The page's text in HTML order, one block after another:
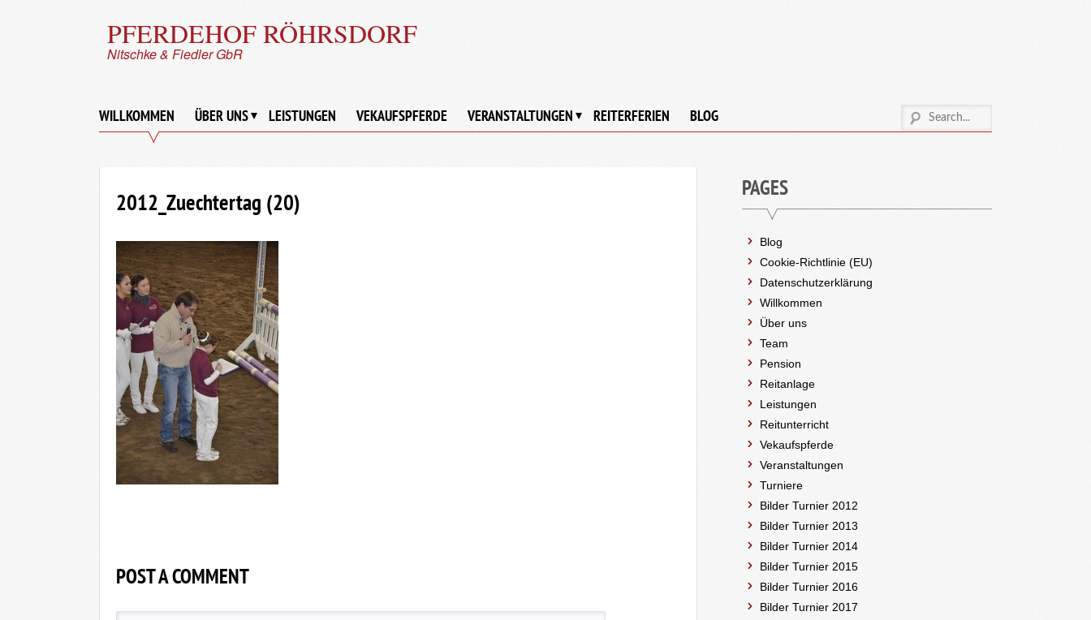
PFERDEHOF RÖHRSDORF
Nitschke & Fiedler GbR
WILLKOMMEN ÜBER UNS LEISTUNGEN VEKAUFSPFERDE VERANSTALTUNGEN REITERFERIEN BLOG
2012_Zuechtertag (20)
POST A COMMENT
PAGES
Blog
Cookie-Richtlinie (EU)
Datenschutzerklärung
Willkommen
Über uns
Team
Pension
Reitanlage
Leistungen
Reitunterricht
Vekaufspferde
Veranstaltungen
Turniere
Bilder Turnier 2012
Bilder Turnier 2013
Bilder Turnier 2014
Bilder Turnier 2015
Bilder Turnier 2016
Bilder Turnier 2017